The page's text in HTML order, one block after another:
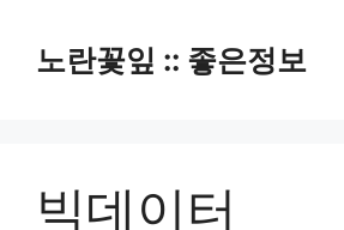
노란꽃잎 :: 좋은정보
빅데이터